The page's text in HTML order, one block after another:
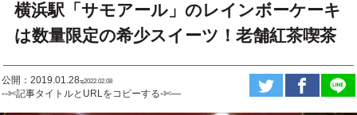
横浜駅「サモアール」のレインボーケーキ
は数量限定の希少スイーツ！老舗紅茶喫茶
公開：2019.01.28ಇ2022.02.08
--✄記事タイトルとURLをコピーする-✄—